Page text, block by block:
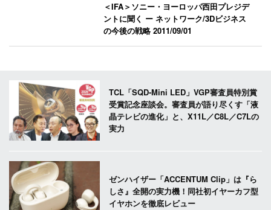
＜IFA＞ソニー・ヨーロッパ西田プレジデ
ントに聞く ー ネットワーク/3Dビジネス
の今後の戦略2011/09/01
TCL「SQD-Mini LED」VGP審査員特別賞
受賞記念座談会。審査員が語り尽くす「液
晶テレビの進化」と、X11L／C8L／C7Lの
実力
ゼンハイザー「ACCENTUM Clip」は『ら
しさ』全開の実力機！同社初イヤーカフ型
イヤホンを徹底レビュー